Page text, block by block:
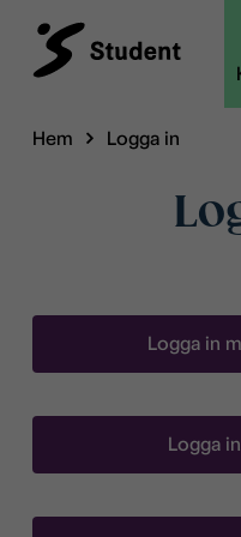
Hem Logga in
Logga in
Logga